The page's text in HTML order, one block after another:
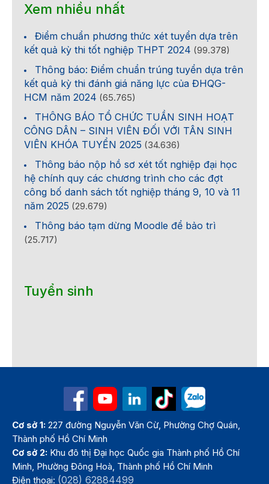
Xem nhiều nhất
Điểm chuẩn phương thức xét tuyển dựa trên
kết quả kỳ thi tốt nghiệp THPT 2024 (99.378)
Thông báo: Điểm chuẩn trúng tuyển dựa trên
kết quả kỳ thi đánh giá năng lực của ĐHQG-
HCM năm 2024 (65.765)
THÔNG BÁO TỔ CHỨC TUẦN SINH HOẠT
CÔNG DÂN – SINH VIÊN ĐỐI VỚI TÂN SINH
VIÊN KHÓA TUYỂN 2025 (34.636)
Thông báo nộp hồ sơ xét tốt nghiệp đại học
hệ chính quy các chương trình cho các đợt
công bố danh sách tốt nghiệp tháng 9, 10 và 11
năm 2025 (29.679)
Thông báo tạm dừng Moodle để bảo trì
(25.717)
Tuyển sinh
Cơ sở 1: 227 đường Nguyễn Văn Cừ, Phường Chợ Quán,
Thành phố Hồ Chí Minh
Cơ sở 2: Khu đô thị Đại học Quốc gia Thành phố Hồ Chí
Minh, Phường Đông Hoà, Thành phố Hồ Chí Minh
Điện thoại: (028) 62884499